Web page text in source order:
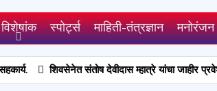
विशेषांक स्पोर्ट्स माहिती-तंत्रज्ञान मनोरंजन
शिवसेनेत संतोष देवीदास म्हात्रे यांचा जाहीर प्रवेश; युवासेना